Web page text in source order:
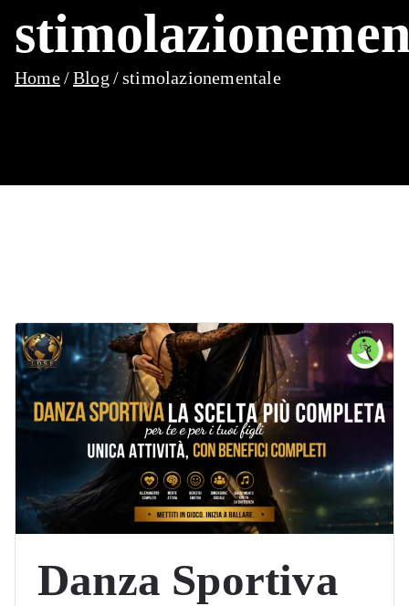
Home Blog stimolazionementale
Danza Sportiva